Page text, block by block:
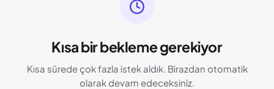
Kısa bir bekleme gerekiyor
Kısa sürede çok fazla istek aldık. Birazdan otomatik
olarak devam edeceksiniz.